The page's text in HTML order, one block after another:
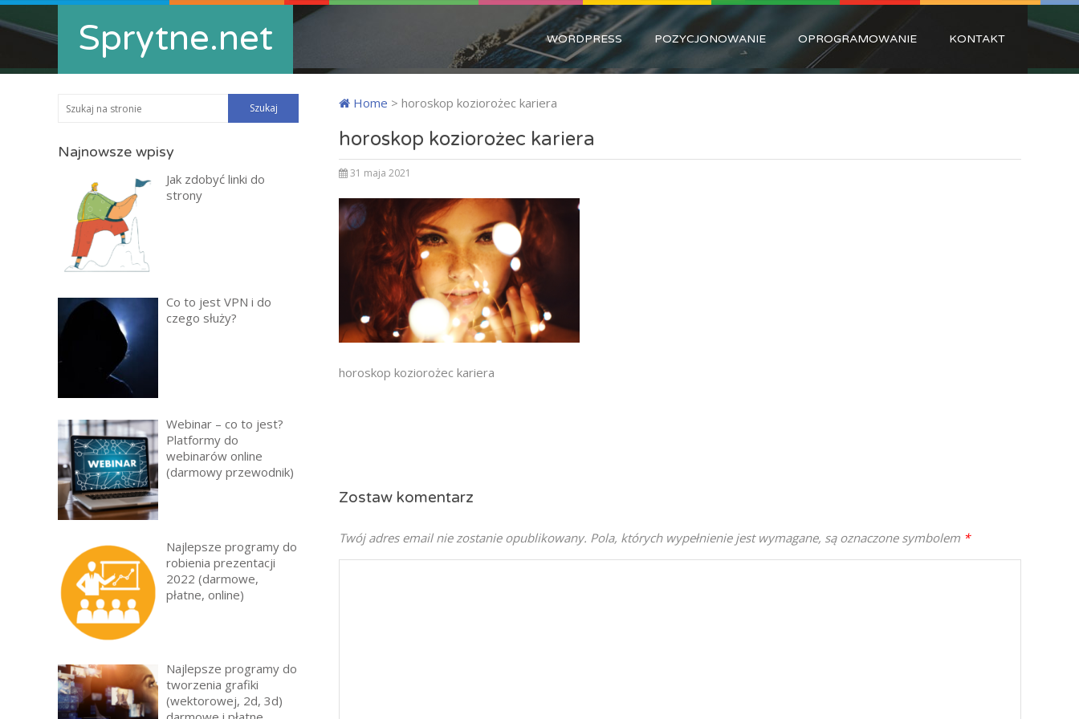
Sprytne.net WORDPRESS POZYCJONOWANIE OPROGRAMOWANIE KONTAKT
Home >horoskop koziorożec kariera
horoskop koziorożec kariera
31 maja 2021
horoskop koziorożec kariera
Zostaw komentarz
Twój adres email nie zostanie opublikowany. Pola, których wypełnienie jest wymagane, są oznaczone symbolem *
Najnowsze wpisy
Jak zdobyć linki do
strony
Co to jest VPN i do
czego służy?
Webinar – co to jest?
Platformy do
webinarów online
(darmowy przewodnik)
Najlepsze programy do
robienia prezentacji
2022 (darmowe,
płatne, online)
Najlepsze programy do
tworzenia grafiki
(wektorowej, 2d, 3d)